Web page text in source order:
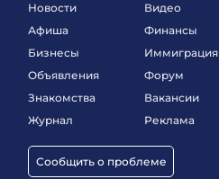
Новости
Афиша
Бизнесы
Объявления
Знакомства
Журнал
Сообщить о проблеме
Видео
Финансы
Иммиграция
Форум
Вакансии
Реклама